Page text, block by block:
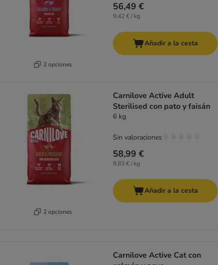
2 opciones
56,49 €
9,42 € / kg
Añadir a la cesta
2 opciones
Carnilove Active Adult
Sterilised con pato y faisán
6 kg
58,99 €
9,83 € / kg
Sin valoraciones
Añadir a la cesta
Carnilove Active Cat con